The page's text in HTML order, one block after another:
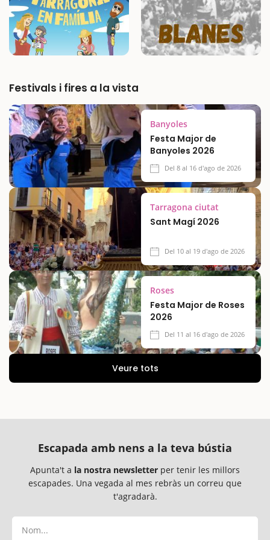
Festivals i fires a la vista
Banyoles
Festa Major de
Banyoles 2026
Del 8 al 16 d'ago de 2026
Tarragona ciutat
Sant Magí 2026
Del 10 al 19 d'ago de 2026
Roses
Festa Major de Roses
2026
Del 11 al 16 d'ago de 2026
Veure tots
Escapada amb nens a la teva bústia
Apunta't a la nostra newsletter per tenir les millors
escapades. Una vegada al mes rebràs un correu que
t'agradarà.